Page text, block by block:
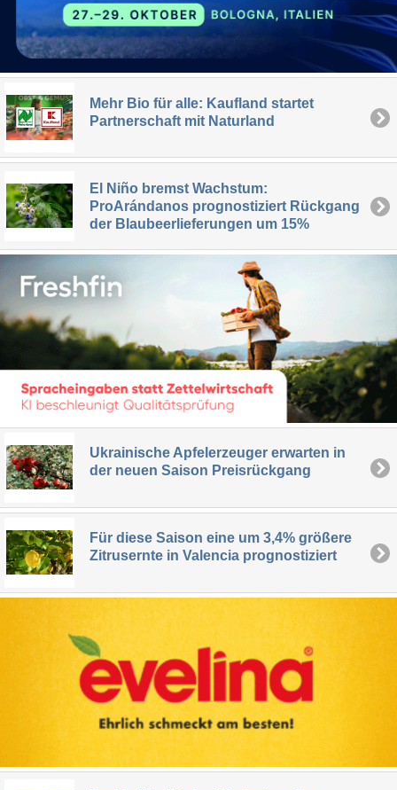
Mehr Bio für alle: Kaufland startet
Partnerschaft mit Naturland
El Niño bremst Wachstum:
ProArándanos prognostiziert Rückgang
der Blaubeerlieferungen um 15%
Ukrainische Apfelerzeuger erwarten in
der neuen Saison Preisrückgang
Für diese Saison eine um 3,4% größere
Zitrusernte in Valencia prognostiziert